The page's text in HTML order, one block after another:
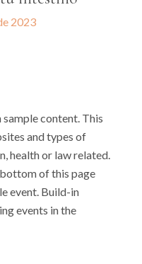
2023
sample content. This
and types of
health or law related.
of this page
event. Build-in
events in the